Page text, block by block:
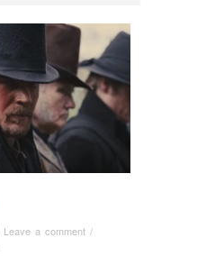
Leave a comment /